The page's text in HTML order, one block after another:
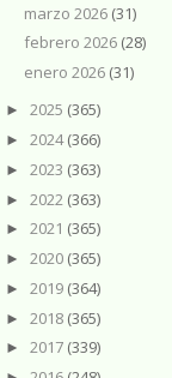
marzo 2026 (31)
febrero 2026 (28)
enero 2026 (31)
► 2025 (365)
► 2024(366)
► 2023 (363)
► 2022 (363)
► 2021 (365)
► 2020 (365)
► 2019 (364)
► 2018 (365)
► 2017 (339)